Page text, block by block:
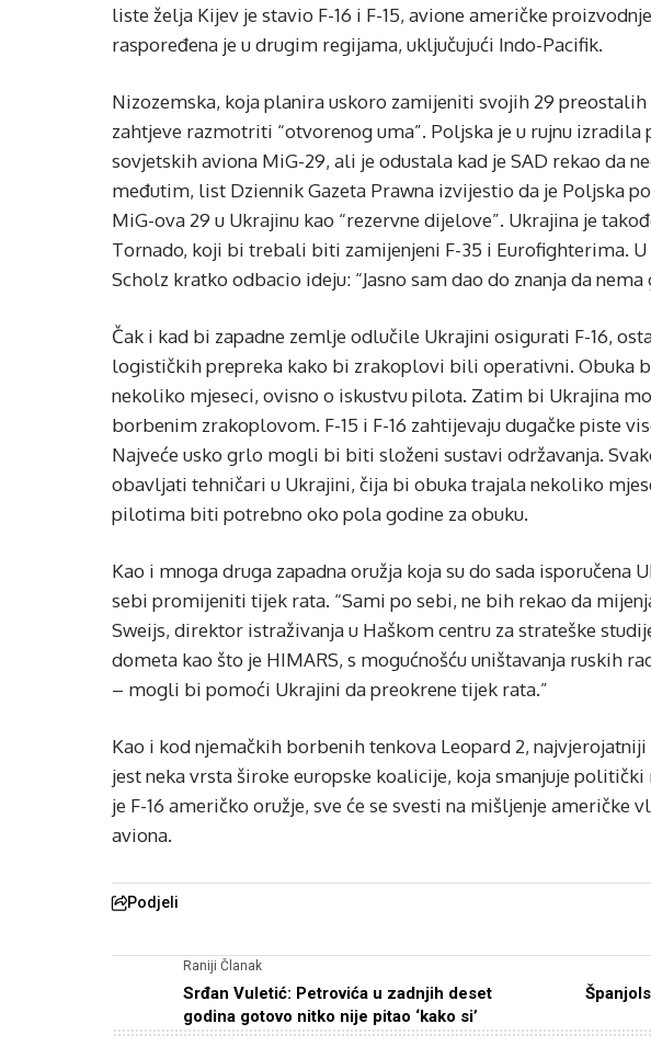
liste želja Kijev je stavio F-16 i F-15, avione američke
raspoređena je u drugim regijama, uključujući Indo-Pacifik.
Nizozemska, koja planira uskoro zamijeniti svojih 29 preostalih
zahtjeve razmotriti “otvorenog uma”. Poljska je u rujnu
sovjetskih aviona MiG-29, ali je odustala kad je SAD rekao da
međutim, list Dziennik Gazeta Prawna izvijestio da je Poljska
MiG-ova 29 u Ukrajinu kao “rezervne dijelove”. Ukrajina je
Tornado, koji bi trebali biti zamijenjeni F-35 i Eurofighterima.
Scholz kratko odbacio ideju: “Jasno sam dao do znanja da
Čak i kad bi zapadne zemlje odlučile Ukrajini osigurati F-16,
logističkih prepreka kako bi zrakoplovi bili operativni. Obuka
nekoliko mjeseci, ovisno o iskustvu pilota. Zatim bi Ukrajina
borbenim zrakoplovom. F-15 i F-16 zahtijevaju dugačke piste
Najveće usko grlo mogli bi biti složeni sustavi održavanja.
obavljati tehničari u Ukrajini, čija bi obuka trajala nekoliko
pilotima biti potrebno oko pola godine za obuku.
Kao i mnoga druga zapadna oružja koja su do sada isporučena
sebi promijeniti tijek rata. “Sami po sebi, ne bih rekao da
Sweijs, direktor istraživanja u Haškom centru za strateške
dometa kao što je HIMARS, s mogućnošću uništavanja ruskih
– mogli bi pomoći Ukrajini da preokrene tijek rata.”
Kao i kod njemačkih borbenih tenkova Leopard 2, najvjerojatniji
jest neka vrsta široke europske koalicije, koja smanjuje
je F-16 američko oružje, sve će se svesti na mišljenje
aviona.
Podjeli
Raniji Članak
Srđan Vuletić: Petrovića u zadnjih deset
godina gotovo nitko nije pitao ‘kako si’